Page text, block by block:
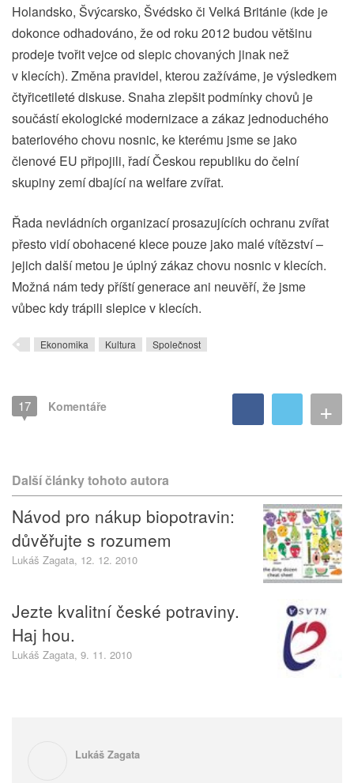
Holandsko, Švýcarsko, Švédsko či Velká Británie (kde je
dokonce odhadováno, že od roku 2012 budou většinu
prodeje tvořit vejce od slepic chovaných jinak než
v klecích). Změna pravidel, kterou zažíváme, je výsledkem
čtyřicetileté diskuse. Snaha zlepšit podmínky chovů je
součástí ekologické modernizace a zákaz jednoduchého
bateriového chovu nosnic, ke kterému jsme se jako
členové EU připojili, řadí Českou republiku do čelní
skupiny zemí dbající na welfare zvířat.
Řada nevládních organizací prosazujících ochranu zvířat
přesto vidí obohacené klece pouze jako malé vítězství –
jejich další metou je úplný zákaz chovu nosnic v klecích.
Možná nám tedy příští generace ani neuvěří, že jsme
vůbec kdy trápili slepice v klecích.
Ekonomika Kultura Společnost
17 Komentáře +
Další články tohoto autora
Návod pro nákup biopotravin:
důvěřujte s rozumem
Lukáš Zagata, 12. 12. 2010
Jezte kvalitní české potraviny.
Haj hou.
Lukáš Zagata, 9. 11. 2010
Lukáš Zagata